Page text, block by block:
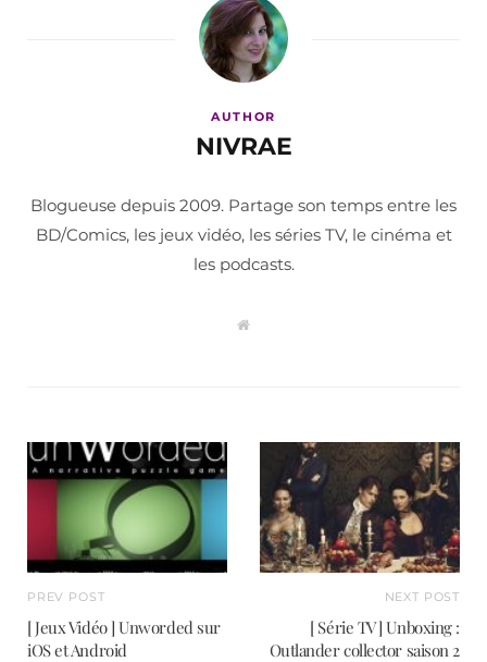
AUTHOR
NIVRAE
Blogueuse depuis 2009. Partage son temps entre les
BD/Comics, les jeux vidéo, les séries TV, le cinéma et
les podcasts.
W
PREV POST
[ Jeux Vidéo ] Unworded sur
iOS et Android
NEXT POST
[ Série TV ] Unboxing :
Outlander collector saison 2